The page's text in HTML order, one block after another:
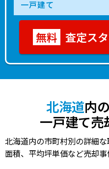
査定ス
北海道内
一戸建て売
北海道内の市町村別の詳細
面積、平均坪単価など売却